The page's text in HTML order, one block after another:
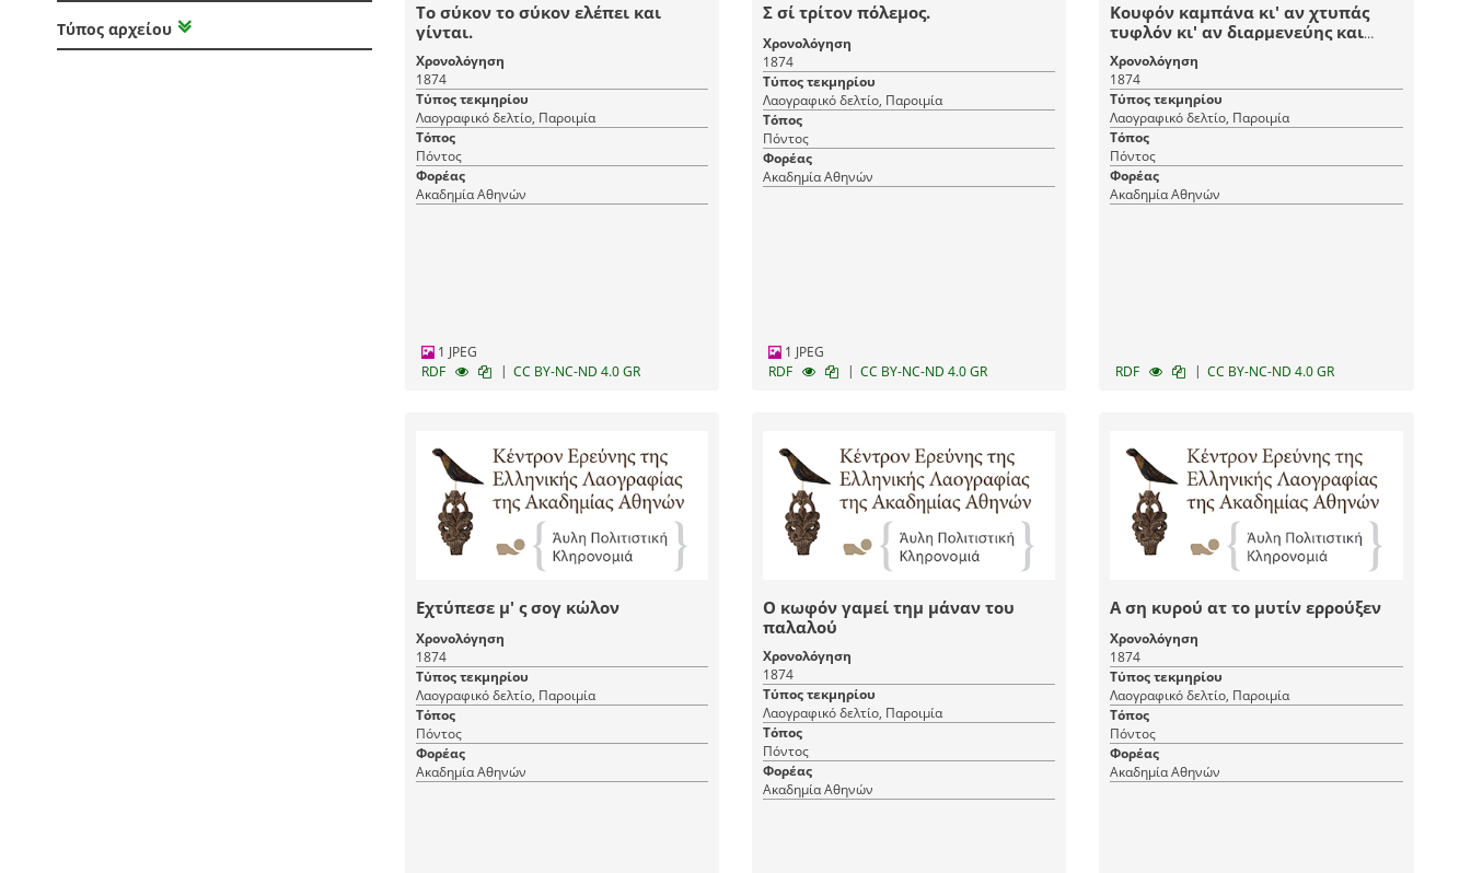
Τύπος αρχείου
Το σύκον το σύκον ελέπει και
γίνται.
Χρονολόγηση
1874
Τύπος τεκμηρίου
Λαογραφικό δελτίο, Παροιμία
Τόπος
Πόντος
Φορέας
Ακαδημία Αθηνών
1 JPEG
RDF
| CC BY-NC-ND 4.0 GR
Σ σί τρίτον πόλεμος.
Χρονολόγηση
1874
Τύπος τεκμηρίου
Λαογραφικό δελτίο, Παροιμία
Τόπος
Πόντος
Φορέας
Ακαδημία Αθηνών
1 JPEG
RDF
| CC BY-NC-ND 4.0 GR
Κουφόν καμπάνα κι' αν χτυπάς
τυφλόν κι' αν διαρμενεύης και
μεθυσμένον αν κερνάς του κάκου
τα γυρεύεις
Χρονολόγηση
1874
Τύπος τεκμηρίου
Λαογραφικό δελτίο, Παροιμία
Τόπος
Πόντος
Φορέας
Ακαδημία Αθηνών
RDF | CC BY-NC-ND 4.0 GR
Εχτύπεσε μ' ς σογ κώλον
Χρονολόγηση
1874
Τύπος τεκμηρίου
Λαογραφικό δελτίο, Παροιμία
Τόπος
Πόντος
Φορέας
Ακαδημία Αθηνών
Ο κωφόν γαμεί τημ μάναν του
παλαλού
Χρονολόγηση
1874
Τύπος τεκμηρίου
Λαογραφικό δελτίο, Παροιμία
Τόπος
Πόντος
Φορέας
Ακαδημία Αθηνών
Α ση κυρού ατ το μυτίν ερρούξεν
Χρονολόγηση
1874
Τύπος τεκμηρίου
Λαογραφικό δελτίο, Παροιμία
Τόπος
Πόντος
Φορέας
Ακαδημία Αθηνών